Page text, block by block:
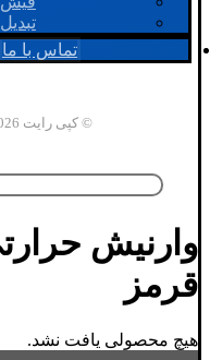
تبدیل
تماس با ما
© کپی رایت 2026
قرمز
هیچ محصولی یافت نشد.